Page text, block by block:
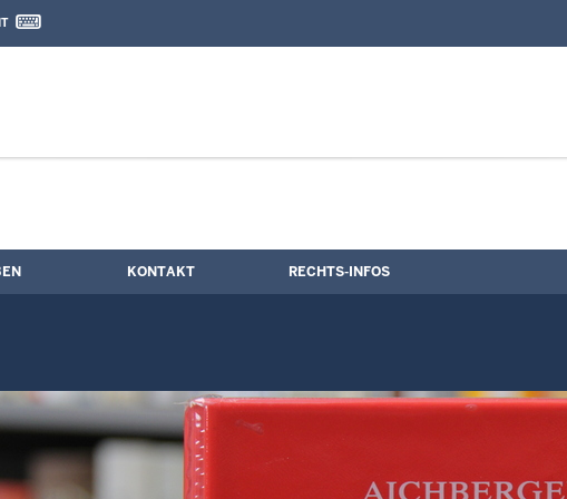
Kontaktformular
KONTAKT RECHTS-INFOS